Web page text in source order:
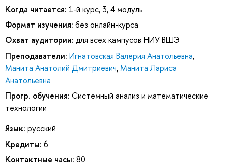
Когда читается: 1-й курс, 3, 4 модуль
Формат изучения: без онлайн-курса
Охват аудитории: для всех кампусов НИУ ВШЭ
Преподаватели: Игнатовская Валерия Анатольевна,
Манита Анатолий Дмитриевич, Манита Лариса
Анатольевна
Прогр. обучения: Системный анализ и математические
технологии
Язык: русский
Кредиты: 6
Контактные часы: 80